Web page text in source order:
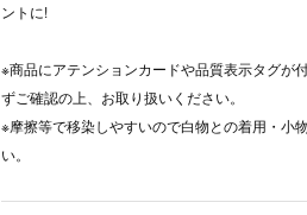
ントに!
※商品にアテンションカードや品質表示タグが
ずご確認の上、お取り扱いください。
※摩擦等で移染しやすいので白物との着用・小
い。